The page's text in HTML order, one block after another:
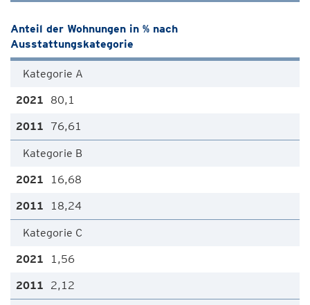
Anteil der Wohnungen in % nach
Ausstattungskategorie
Kategorie A
80,1
76,61
Kategorie B
16,68
18,24
Kategorie C
1,56
2,12